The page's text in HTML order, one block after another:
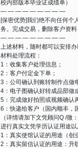
校内部版本毕业证成绩单）
— — — — — — — — —
[保密优势]我们绝不向任何个
务。完成交易，删除客户资料
— — — — — — — — —
上述材料，随时都可以安排
材料处理流程：
1：收集客户处理信息；
2：客户付定金下单；
3：公司确认到账转制作点做
4：电子图确认好转成品部做
5：完成做好拍照或视频确认
6：快递给客户（国内顺丰，
（详情请加下文凭顾问Q /微
进行真实文凭学历认证用途以
1：真实使馆认证的用途（创
2：真实留信认证的用途：升